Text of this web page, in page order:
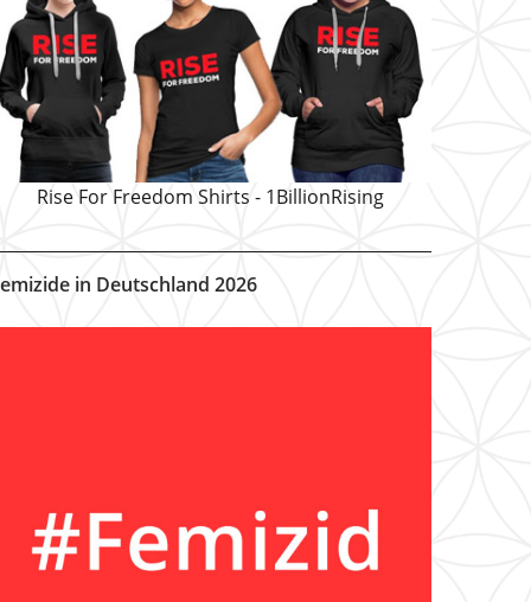
Rise For Freedom Shirts - 1BillionRising
in Deutschland 2026